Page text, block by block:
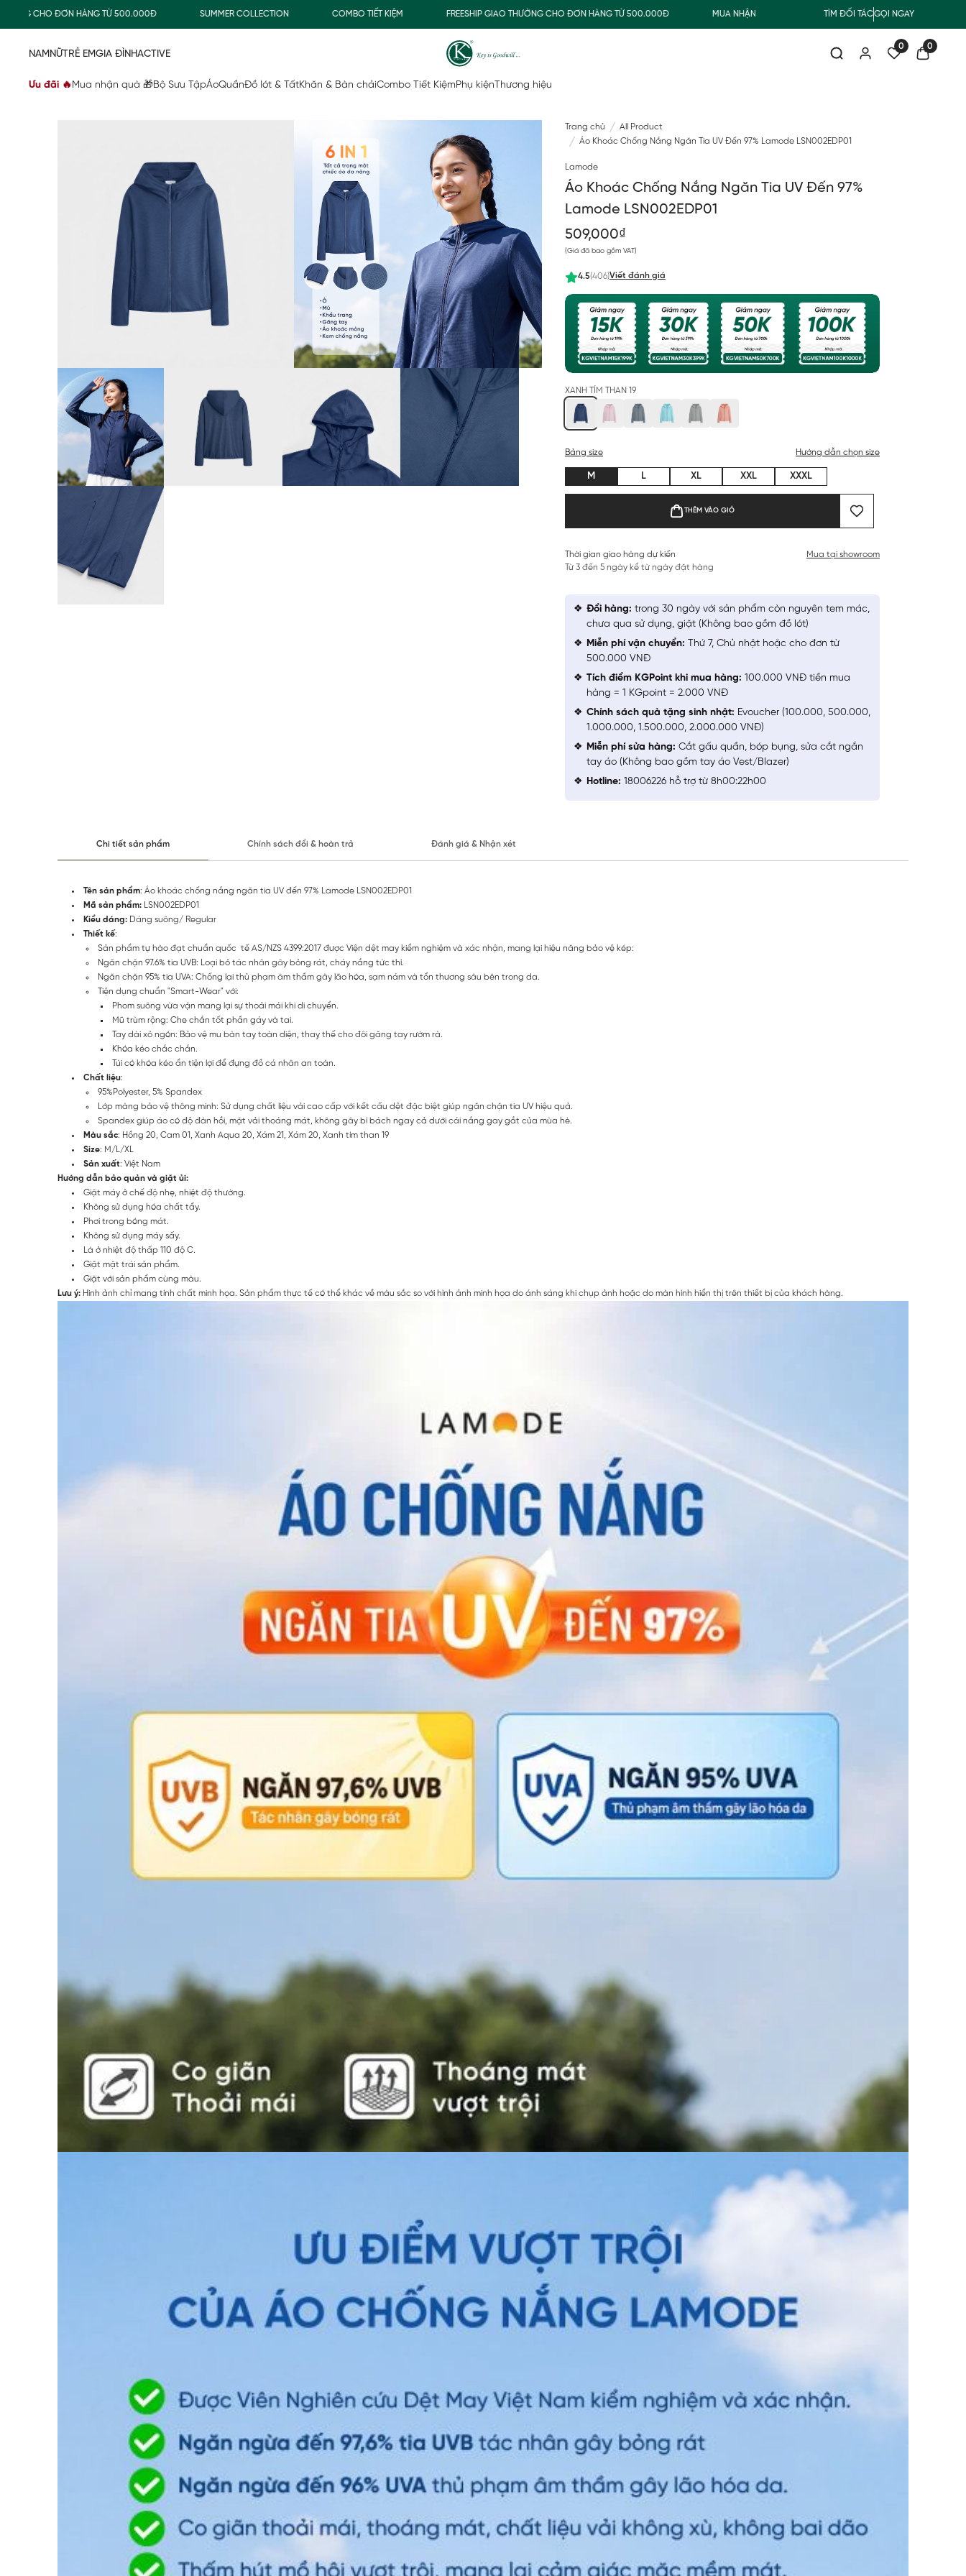
HÀNG TỪ 500.000Đ SUMMER COLLECTION COMBO TIẾT KIỆM FREESHIP GIAO THƯỜNG CHO ĐƠN HÀNG TỪ 500.000Đ MUA NHẬN QUÀ FREESHIP GIAO THƯỜNG CHO ĐƠN HÀNG TỪ
TÌM ĐỐI TÁCGỌI NGAY
0 0
NAMNỮTRẺ EMGIA ĐÌNHACTIVE
Ưu đãi 🔥 Mua nhận quà 🎁Bộ Sưu TậpÁoQuầnĐồ lót & TấtKhăn & Bàn chảiCombo Tiết KiệmPhụ kiện Thương hiệu
Trang chủ
All Product
Áo Khoác Chống Nắng Ngăn Tia UV Đến 97% Lamode LSN002EDP01
Lamode
Áo Khoác Chống Nắng Ngăn Tia UV Đến 97%
Lamode LSN002EDP01
509,000₫
(Giá đã bao gồm VAT)
4.5(406)Viết đánh giá
XANH TÍM THAN 19
Bảng size Hướng dẫn chọn size
M L XL XXL XXXL
THÊM VÀO GIỎ
Thời gian giao hàng dự kiến
Từ 3 đến 5 ngày kể từ ngày đặt hàng
Mua tại showroom
Đổi hàng: trong 30 ngày với sản phẩm còn nguyên tem mác,
chưa qua sử dụng, giặt (Không bao gồm đồ lót)
Miễn phí vận chuyển: Thứ 7, Chủ nhật hoặc cho đơn từ
500.000 VNĐ
Tích điểm KGPoint khi mua hàng: 100.000 VNĐ tiền mua
hàng = 1 KGpoint = 2.000 VNĐ
Chính sách quà tặng sinh nhật: Evoucher (100.000, 500.000,
1.000.000, 1.500.000, 2.000.000 VNĐ)
Miễn phí sửa hàng: Cắt gấu quần, bóp bụng, sửa cắt ngắn
tay áo (Không bao gồm tay áo Vest/Blazer)
Hotline: 18006226 hỗ trợ từ 8h00:22h00
Chi tiết sản phẩm Chính sách đổi & hoàn trả Đánh giá & Nhận xét
Tên sản phẩm: Áo khoác chống nắng ngăn tia UV đến 97% Lamode LSN002EDP01
Mã sản phẩm:
LSN002EDP01
Kiểu dáng: Dáng suông/ Regular
Thiết kế:
Sản phẩm tự hào đạt chuẩn quốc tế AS/NZS 4399:2017 được Viện dệt may kiểm nghiệm và xác nhận, mang lại hiệu năng bảo vệ kép:
Ngăn chặn 97.6% tia UVB: Loại bỏ tác nhân gây bỏng rát, cháy nắng tức thì.
Ngăn chặn 95% tia UVA: Chống lại thủ phạm âm thầm gây lão hóa, sạm nám và tổn thương sâu bên trong da.
Tiện dụng chuẩn "Smart-Wear" với:
Phom suông vừa vặn mang lại sự thoải mái khi di chuyển.
Mũ trùm rộng: Che chắn tốt phần gáy và tai.
Tay dài xỏ ngón: Bảo vệ mu bàn tay toàn diện, thay thế cho đôi găng tay rườm rà.
Khóa kéo chắc chắn.
Túi có khóa kéo ẩn tiện lợi để đựng đồ cá nhân an toàn.
Chất liệu:
95%Polyester, 5% Spandex
Lớp màng bảo vệ thông minh: Sử dụng chất liệu vải cao cấp với kết cấu dệt đặc biệt giúp ngăn chặn tia UV hiệu quả.
Spandex giúp áo có độ đàn hồi, mặt vải thoáng mát, không gây bí bách ngay cả dưới cái nắng gay gắt của mùa hè.
Màu sắc: Hồng 20, Cam 01, Xanh Aqua 20, Xám 21, Xám 20, Xanh tím than 19
Size: M/L/XL
Sản xuất: Việt Nam
Hướng dẫn bảo quản và giặt ủi:
Giặt máy ở chế độ nhẹ, nhiệt độ thường.
Không sử dụng hóa chất tẩy.
Phơi trong bóng mát.
Không sử dụng máy sấy.
Là ở nhiệt độ thấp 110 độ C.
Giặt mặt trái sản phẩm.
Giặt với sản phẩm cùng màu.
Lưu ý: Hình ảnh chỉ mang tính chất minh họa. Sản phẩm thực tế có thể khác về màu sắc so với hình ảnh minh họa do ánh sáng khi chụp ảnh hoặc do màn hình hiển thị trên thiết bị của khách hàng.